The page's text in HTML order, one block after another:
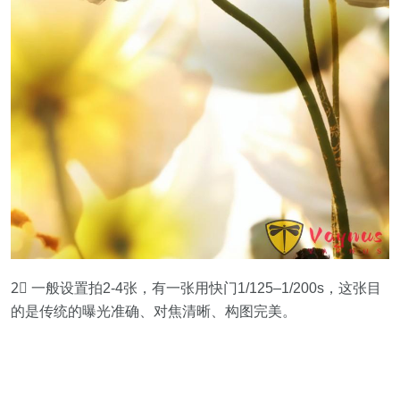
2⃣️ 一般设置拍2-4张，有一张用快门1/125–1/200s，这张目
的是传统的曝光准确、对焦清晰、构图完美。